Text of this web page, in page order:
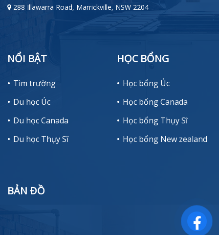
288 Illawarra Road, Marrickville, NSW 2204
NỔI BẬT
Tìm trường
Du học Úc
Du học Canada
Du học Thụy Sĩ
HỌC BỔNG
Học bổng Úc
Học bổng Canada
Học bổng Thụy Sĩ
Học bổng New zealand
BẢN ĐỒ